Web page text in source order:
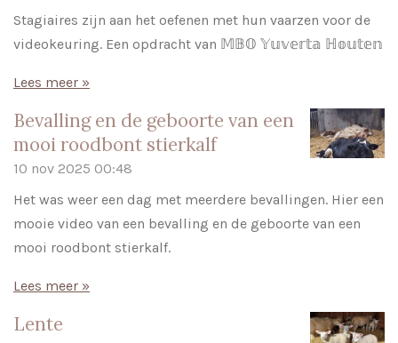
Stagiaires zijn aan het oefenen met hun vaarzen voor de
videokeuring. Een opdracht van 𝕄𝔹𝕆 𝕐𝕦𝕧𝕖𝕣𝕥𝕒 ℍ𝕠𝕦𝕥𝕖𝕟
Lees meer »
Bevalling en de geboorte van een
mooi roodbont stierkalf
10 nov 2025 00:48
Het was weer een dag met meerdere bevallingen. Hier een
mooie video van een bevalling en de geboorte van een
mooi roodbont stierkalf.
Lees meer »
Lente